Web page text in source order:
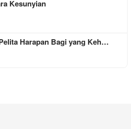
Kesunyian
Harapan Bagi yang Keh…